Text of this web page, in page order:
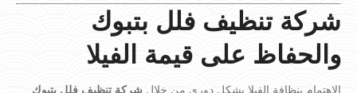
شركة تنظيف فلل بتبوك
والحفاظ على قيمة الفيلا
الاهتمام بنظافة الفيلا بشكل دوري من خلال شركة تنظيف فلل بتبوك